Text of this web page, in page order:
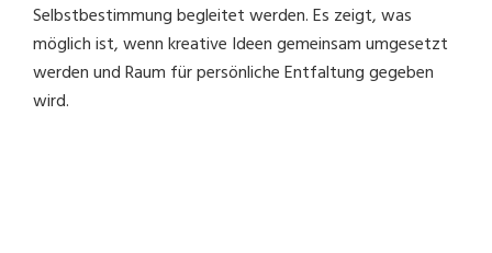
Selbstbestimmung begleitet werden. Es zeigt, was
möglich ist, wenn kreative Ideen gemeinsam umgesetzt
werden und Raum für persönliche Entfaltung gegeben
wird.